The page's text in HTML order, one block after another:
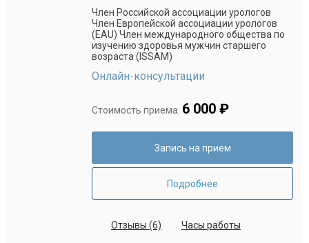
Член Российской ассоциации урологов
Член Европейской ассоциации урологов
(EAU) Член международного общества по
изучению здоровья мужчин старшего
возраста (ISSAM)
Онлайн-консультации
Стоимость приема: 6 000 ₽
Запись на прием
Подробнее
Отзывы (6) Часы работы